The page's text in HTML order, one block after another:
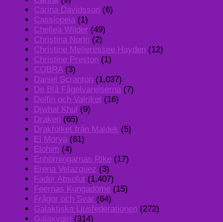
Carina Davidsson (6)
Cassiopeia (1)
Chellea Wilder (49)
Christina Norin (2)
Christine Melieressee Hayden (12)
Christine Preston (1)
COBRA(3)
Daniel Scranton (1,037)
De Blå Fågelvarelserna (7)
Delfin och Valriket (16)
Djwhal Khul (9)
Draken (65)
Drakfolket från Maldek (5)
El Morya (61)
Elohim (4)
Enhörningarnas Rike (17)
Erena Velazquez (3)
Fader Absolut (1,407)
Feernas Kungadöme (15)
Frågor och Svar (64)
Galaktiska Ljusfederationen (272)
Galaxygirl (314)